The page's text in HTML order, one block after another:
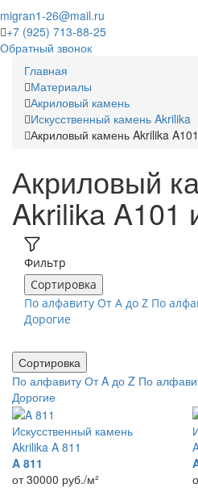
migran1-26@mail.ru
+7 (925) 713-88-25
Обратный звонок
Главная
Материалы
Акриловый камень
Искусственный камень Akrilika
Акриловый камень Akrilika
Акриловый
Akrilika A101
Фильтр
Сортировка
По алфавиту От A до Z По
Дорогие
Сортировка
По алфавиту От A до Z По
Дорогие
Искусственный камень
Akrilika A 811
A 811
от 30000 руб./м²